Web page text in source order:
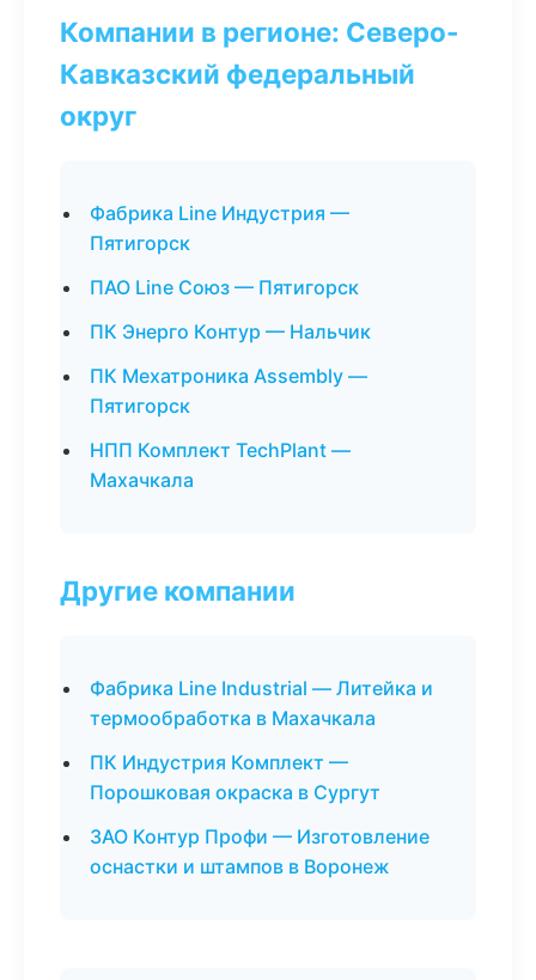
Компании в регионе: Северо-
Кавказский федеральный
округ
Фабрика Line Индустрия —
Пятигорск
ПАО Line Союз — Пятигорск
ПК Энерго Контур — Нальчик
ПК Мехатроника Assembly —
Пятигорск
НПП Комплект TechPlant —
Махачкала
Другие компании
Фабрика Line Industrial — Литейка и
термообработка в Махачкала
ПК Индустрия Комплект —
Порошковая окраска в Сургут
ЗАО Контур Профи — Изготовление
оснастки и штампов в Воронеж